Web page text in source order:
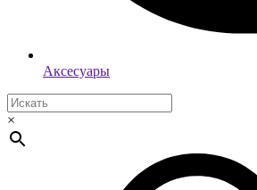
Аксесуары
×